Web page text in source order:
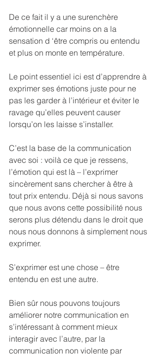
De ce fait il y a une surenchère
émotionnelle car moins on a la
sensation d ‘être compris ou entendu
et plus on monte en température.
Le point essentiel ici est d’apprendre à
exprimer ses émotions juste pour ne
pas les garder à l’intérieur et éviter le
ravage qu’elles peuvent causer
lorsqu’on les laisse s’installer.
C’est la base de la communication
avec soi : voilà ce que je ressens,
l’émotion qui est là – l’exprimer
sincèrement sans chercher à être à
tout prix entendu. Déjà si nous savons
que nous avons cette possibilité nous
serons plus détendu dans le droit que
nous nous donnons à simplement nous
exprimer.
S’exprimer est une chose – être
entendu en est une autre.
Bien sûr nous pouvons toujours
améliorer notre communication en
s’intéressant à comment mieux
interagir avec l’autre, par la
communication non violente par